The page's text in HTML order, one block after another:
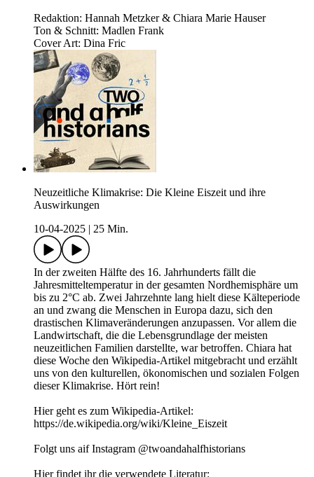
Redaktion: Hannah Metzker & Chiara Marie Hauser
Ton & Schnitt: Madlen Frank
Cover Art: Dina Fric
Neuzeitliche Klimakrise: Die Kleine Eiszeit und ihre
Auswirkungen
10-04-2025
25 Min.
In der zweiten Hälfte des 16. Jahrhunderts fällt die
Jahresmitteltemperatur in der gesamten Nordhemisphäre um
bis zu 2°C ab. Zwei Jahrzehnte lang hielt diese Kälteperiode
an und zwang die Menschen in Europa dazu, sich den
drastischen Klimaveränderungen anzupassen. Vor allem die
Landwirtschaft, die die Lebensgrundlage der meisten
neuzeitlichen Familien darstellte, war betroffen. Chiara hat
diese Woche den Wikipedia-Artikel mitgebracht und erzählt
uns von den kulturellen, ökonomischen und sozialen Folgen
dieser Klimakrise. Hört rein!
Hier geht es zum Wikipedia-Artikel:
https://de.wikipedia.org/wiki/Kleine_Eiszeit
Folgt uns aif Instagram @twoandahalfhistorians
Hier findet ihr die verwendete Literatur: